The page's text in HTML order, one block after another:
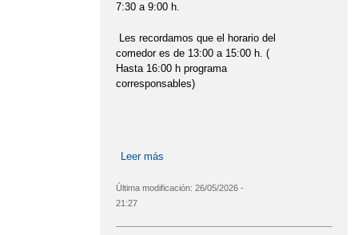
CARNAVAL 2024
CELEBRANDO LA NAVIDAD
7:30 a 9:00 h.
Les recordamos que el horario del
comedor es de 13:00 a 15:00 h. (
Hasta 16:00 h programa
corresponsables)
Leer más
Última modificación: 26/05/2026 -
21:27